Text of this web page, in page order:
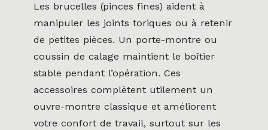
Les brucelles (pinces fines) aident à
manipuler les joints toriques ou à retenir
de petites pièces. Un porte-montre ou
coussin de calage maintient le boîtier
stable pendant l’opération. Ces
accessoires complètent utilement un
ouvre-montre classique et améliorent
votre confort de travail, surtout sur les